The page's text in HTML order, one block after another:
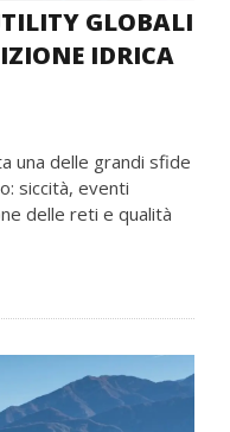
GLOBALI
IDRICA
una delle grandi sfide
siccità, eventi
delle reti e qualità